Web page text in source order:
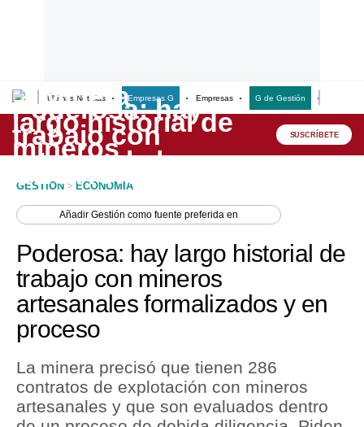
Últimas Noticias Empresas G Empresas G de Gestión
Lo último
Peru Quiosco
Economía
Mercados
Perú
Política
Tu Dinero
SUSCRÍBETE
GESTION > ECONOMIA
AñadirGestión como fuente preferida en
Poderosa: hay largo historial de
trabajo con mineros
artesanales formalizados y en
proceso
La minera precisó que tienen 286
contratos de explotación con mineros
artesanales y que son evaluados dentro